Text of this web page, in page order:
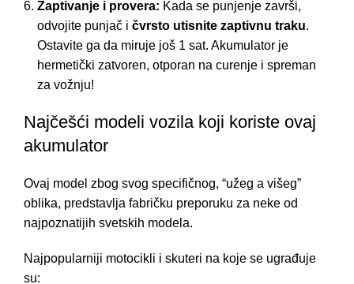
Zaptivanje i provera: Kada se punjenje završi,
odvojite punjač i čvrsto utisnite zaptivnu traku.
Ostavite ga da miruje još 1 sat. Akumulator je
hermetički zatvoren, otporan na curenje i spreman
za vožnju!
Najčešći modeli vozila koji koriste ovaj
akumulator
Ovaj model zbog svog specifičnog, “užeg a višeg”
oblika, predstavlja fabričku preporuku za neke od
najpoznatijih svetskih modela.
Najpopularniji motocikli i skuteri na koje se ugrađuje
su: